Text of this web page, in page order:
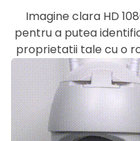
Imagine clara HD
pentru a putea
proprietatii tale cu o